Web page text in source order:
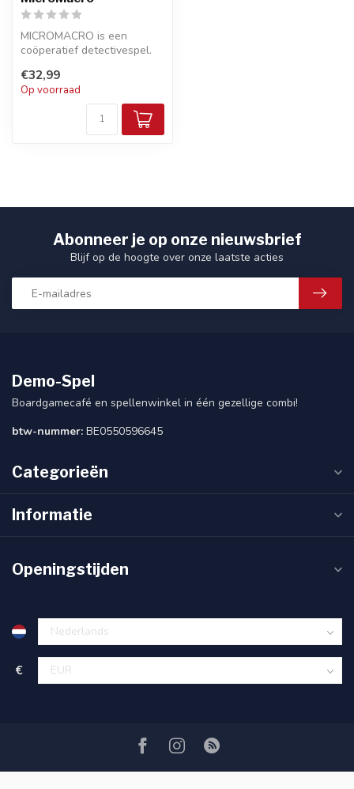
MICROMACRO is een
coöperatief detectivespel.
midaden...
€32,99
Op voorraad
Abonneer je op onze nieuwsbrief
Blijf op de hoogte over onze laatste acties
Demo-Spel
Boardgamecafé en spellenwinkel in één gezellige combi!
btw-nummer: BE0550596645
Categorieën
Informatie
Openingstijden
€